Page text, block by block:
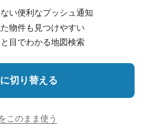
い便利なプッシュ通知
物件も見つけやすい
目でわかる地図検索
切り替える
このまま使う
合わせ 採用情報
Co., Ltd.